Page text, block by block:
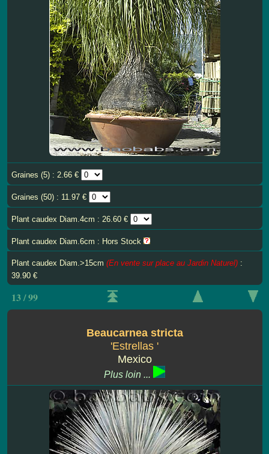
Graines (5) : 2.66 €
Graines (50) : 11.97 €
Plant caudex Diam.4cm : 26.60 €
Plant caudex Diam.6cm : Hors Stock
Plant caudex Diam.>15cm (En vente sur place au Jardin Naturel):
39.90 €
13 / 99
Beaucarnea stricta
'Estrellas '
Mexico
Plus loin ...